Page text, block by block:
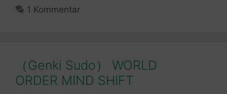
1 Kommentar
（Genki Sudo） WORLD
ORDER MIND SHIFT